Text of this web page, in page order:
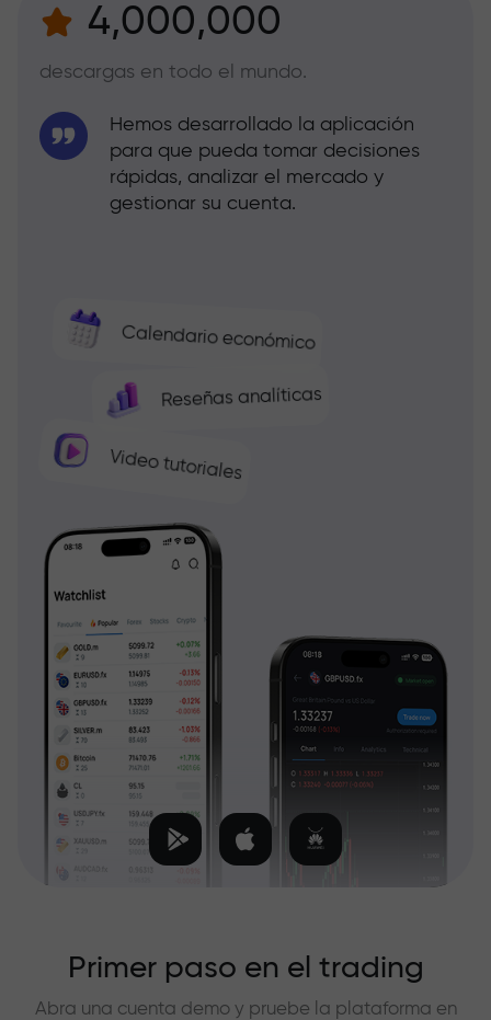
4,000,000
descargas en todo el mundo.
Calendario económico
Reseñas analíticas
Video tutoriales
Hemos desarrollado la aplicación
para que pueda tomar decisiones
rápidas, analizar el mercado y
gestionar su cuenta.
Primer paso en el trading
Abra una cuenta demo y pruebe la plataforma en